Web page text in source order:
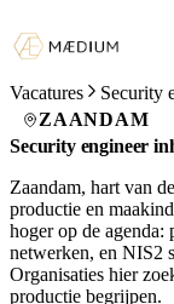
Vacatures
Security
ZAANDAM
Security engineer
Zaandam, hart van
productie en
hoger op de agenda:
netwerken, en NIS2
Organisaties hier
productie begrijpen.